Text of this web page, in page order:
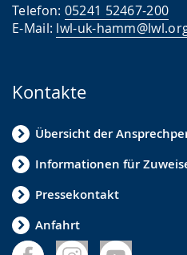
Telefon: 05241 52467-200
E-Mail: lwl-uk-
Kontakte
Übersicht der
Informationen für
Pressekontakt
Anfahrt